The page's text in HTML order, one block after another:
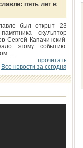
пять лет в
был открыт 23
- скульптор
Сергей Капачинский.
этому событию,
...
прочитать
Все новости за сегодня